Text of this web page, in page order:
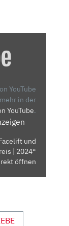
YouTube
in der
YouTube.
und
| 2024“
öffnen